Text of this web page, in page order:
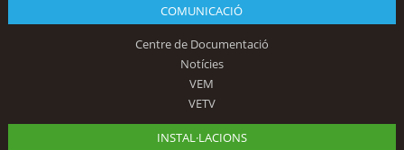
COMUNICACIÓ
Centre de Documentació
Notícies
VEM
VETV
INSTAL·LACIONS